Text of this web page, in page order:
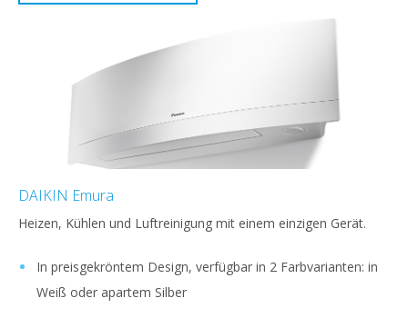
DAIKIN Emura
Heizen, Kühlen und Luftreinigung mit einem einzigen Gerät.
In preisgekröntem Design, verfügbar in 2 Farbvarianten: in
Weiß oder apartem Silber